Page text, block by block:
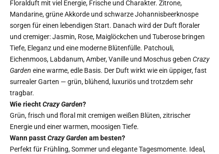
Floralduft mit viel Energie, Frische und Charakter. Zitrone,
Mandarine, grüne Akkorde und schwarze Johannisbeerknospe
sorgen für einen lebendigen Start. Danach wird der Duft floraler
und cremiger: Jasmin, Rose, Maiglöckchen und Tuberose bringen
Tiefe, Eleganz und eine moderne Blütenfülle. Patchouli,
Eichenmoos, Labdanum, Amber, Vanille und Moschus geben Crazy
Garden eine warme, edle Basis. Der Duft wirkt wie ein üppiger, fast
surrealer Garten — grün, blühend, luxuriös und trotzdem sehr
tragbar.
Wie riechtCrazy Garden?
Grün, frisch und floral mit cremigen weißen Blüten, zitrischer
Energie und einer warmen, moosigen Tiefe.
Wann passtCrazy Garden am besten?
Perfekt für Frühling, Sommer und elegante Tagesmomente. Ideal,